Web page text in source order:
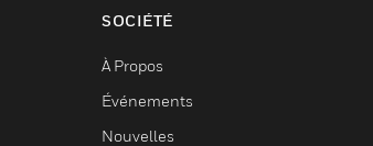
SOCIÉTÉ
À Propos
Événements
Nouvelles